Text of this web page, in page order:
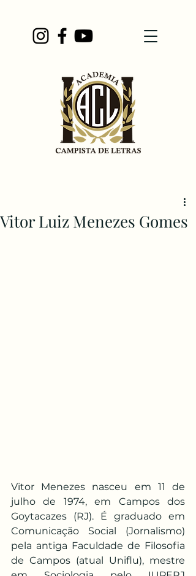
Vitor Luiz Menezes Gomes
Vitor Menezes nasceu em 11 de
julho de 1974, em Campos dos
Goytacazes (RJ). É graduado em
Comunicação Social (Jornalismo)
pela antiga Faculdade de Filosofia
de Campos (atual Uniflu), mestre